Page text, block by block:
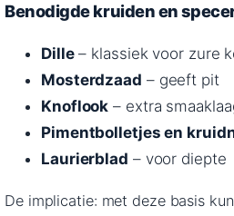
Benodigde kruiden en
Dille– klassiek voor zure
Mosterdzaad – geeft pit
Knoflook – extra
Pimentbolletjes en
Laurierblad – voor diepte
De implicatie: met deze basis